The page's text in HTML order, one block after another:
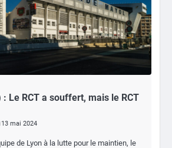
: Le RCT a souffert, mais le RCT
13 mai 2024
de Lyon à la lutte pour le maintien, le